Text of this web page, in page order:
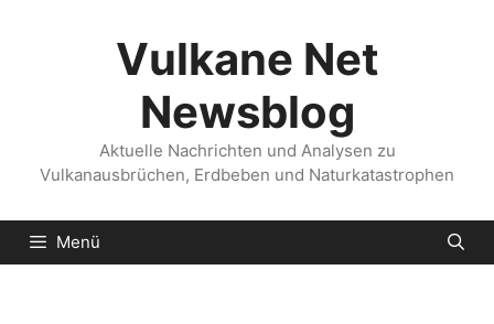
Vulkane Net
Newsblog
Aktuelle Nachrichten und Analysen zu
Vulkanausbrüchen, Erdbeben und Naturkatastrophen
Menü